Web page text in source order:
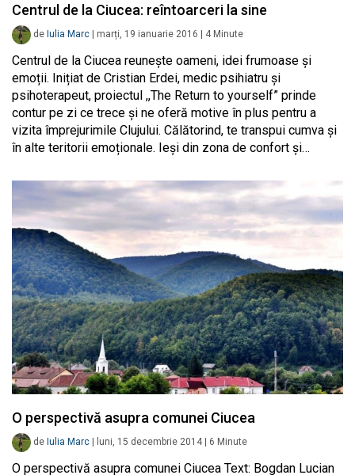
Centrul de la Ciucea: reîntoarceri la sine
de Iulia Marc marți, 19 ianuarie 2016 4 Minute
Centrul de la Ciucea reunește oameni, idei frumoase și
emoții. Inițiat de Cristian Erdei, medic psihiatru și
psihoterapeut, proiectul ,,The Return to yourself” prinde
contur pe zi ce trece și ne oferă motive în plus pentru a
vizita împrejurimile Clujului. Călătorind, te transpui cumva și
în alte teritorii emoționale. Ieși din zona de confort și…
O perspectivă asupra comunei Ciucea
de Iulia Marc luni, 15 decembrie 2014 6 Minute
O perspectivă asupra comunei Ciucea Text: Bogdan Lucian